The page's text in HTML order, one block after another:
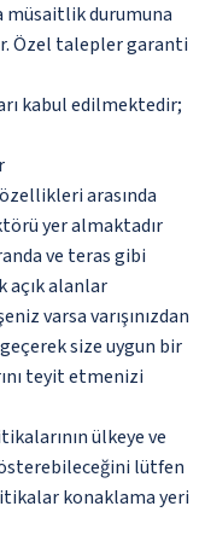
müsaitlik durumuna
Özel talepler garanti
kabul edilmektedir;
arasında
yer almaktadır
ve teras gibi
açık alanlar
varsa varışınızdan
size uygun bir
teyit etmenizi
ülkeye ve
lütfen
konaklama yeri